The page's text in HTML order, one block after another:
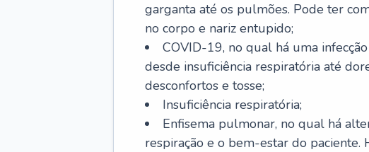
garganta até os pulmões. Pode ter
no corpo e nariz entupido;
COVID-19, no qual há uma
desde insuficiência respiratória até
desconfortos e tosse;
Insuficiência respiratória;
Enfisema pulmonar, no qual há
respiração e o bem-estar do paciente.